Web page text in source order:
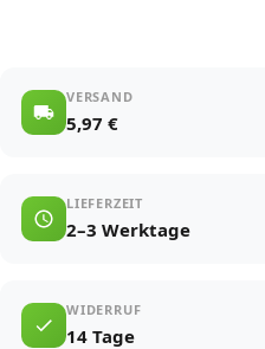
VERSAND
5,97 €
LIEFERZEIT
2–3 Werktage
WIDERRUF
14 Tage